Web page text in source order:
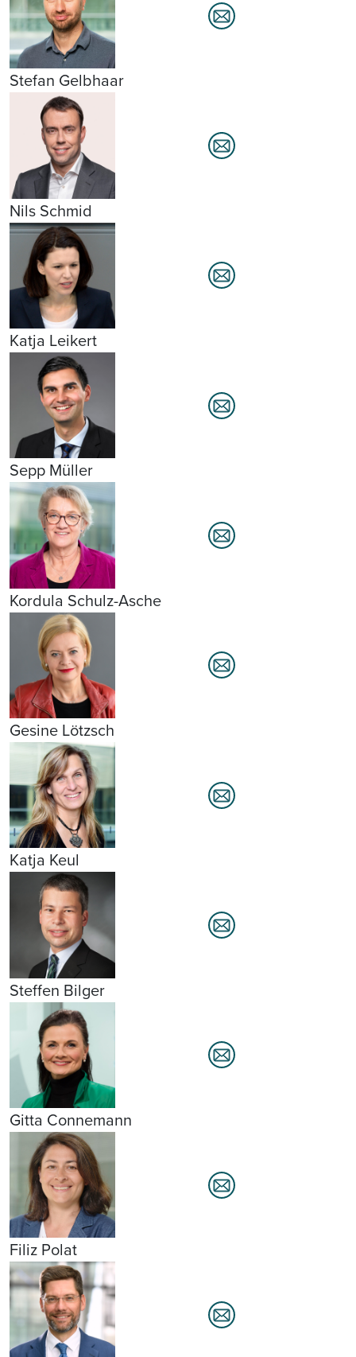
Stefan Gelbhaar
Nils Schmid
Katja Leikert
Sepp Müller
Kordula Schulz-Asche
Gesine Lötzsch
Katja Keul
Steffen Bilger
Gitta Connemann
Filiz Polat